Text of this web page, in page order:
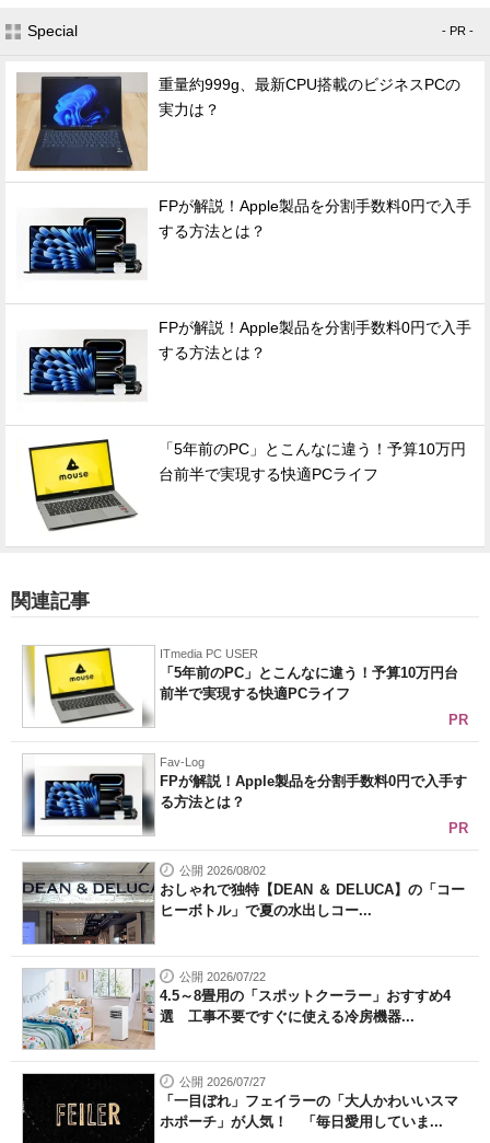
Special - PR -
重量約999g、最新CPU搭載のビジネスPCの
実力は？
FPが解説！Apple製品を分割手数料0円で入手
する方法とは？
FPが解説！Apple製品を分割手数料0円で入手
する方法とは？
「5年前のPC」とこんなに違う！予算10万円
台前半で実現する快適PCライフ
関連記事
ITmedia PC USER
「5年前のPC」とこんなに違う！予算10万円台
前半で実現する快適PCライフ
PR
Fav-Log
FPが解説！Apple製品を分割手数料0円で入手す
る方法とは？
PR
公開 2026/08/02
おしゃれで独特【DEAN ＆ DELUCA】の「コー
ヒーボトル」で夏の水出しコー...
公開 2026/07/22
4.5～8畳用の「スポットクーラー」おすすめ4
選 工事不要ですぐに使える冷房機器...
公開 2026/07/27
「一目ぼれ」フェイラーの「大人かわいいスマ
ホポーチ」が人気！ 「毎日愛用していま...